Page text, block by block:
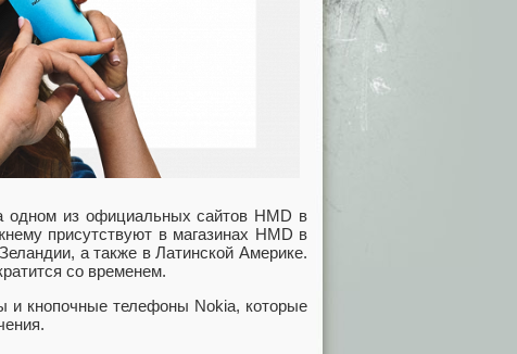
одном из официальных сайтов HMD в
присутствуют в магазинах HMD в
а также в Латинской Америке.
со временем.
и кнопочные телефоны Nokia, которые